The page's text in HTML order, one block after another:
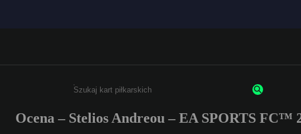
Wpisz co najmniej 3 znaki lub cyfry.
Ocena – Stelios Andreou – EA SPORTS FC™